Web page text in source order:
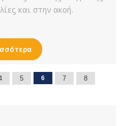
και στην ακοή.
5 6 7
8